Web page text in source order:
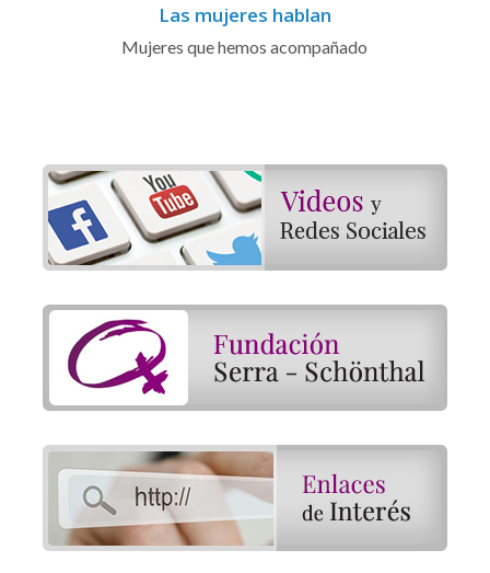
Las mujeres hablan
Mujeres que hemos acompañado